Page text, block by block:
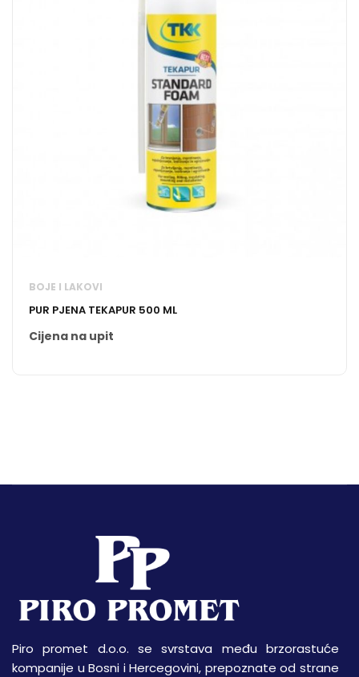
BOJE I LAKOVI
PUR PJENA TEKAPUR 500 ML
Cijena na upit
Piro promet d.o.o. se svrstava među brzorastuće
kompanije u Bosni i Hercegovini, prepoznate od strane